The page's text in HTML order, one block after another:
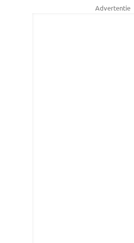
Advertentie